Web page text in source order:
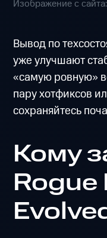
Изображение с
Вывод по
уже улучшают
«самую ровную»
пару хотфиксов
сохраняйтесь
Кому